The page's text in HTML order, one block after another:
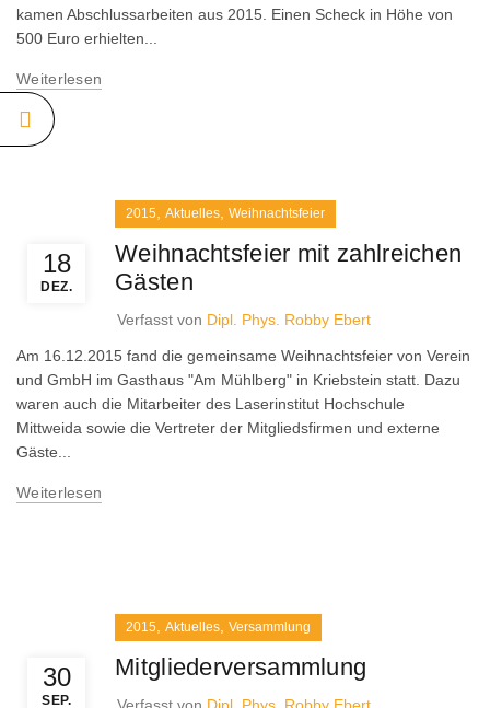
kamen Abschlussarbeiten aus 2015. Einen Scheck in Höhe von
500 Euro erhielten...
Weiterlesen
18
DEZ.
2015 Aktuelles Weihnachtsfeier
Weihnachtsfeier mit zahlreichen
Gästen
Verfasst von Dipl. Phys. Robby Ebert
Am 16.12.2015 fand die gemeinsame Weihnachtsfeier von Verein
und GmbH im Gasthaus "Am Mühlberg" in Kriebstein statt. Dazu
waren auch die Mitarbeiter des Laserinstitut Hochschule
Mittweida sowie die Vertreter der Mitgliedsfirmen und externe
Gäste...
Weiterlesen
30
SEP.
2015 Aktuelles Versammlung
Mitgliederversammlung